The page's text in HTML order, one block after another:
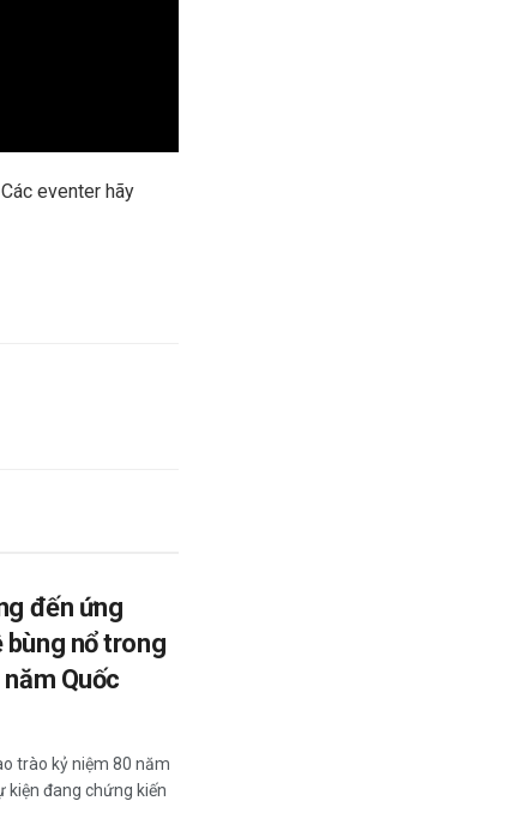
eventer hãy
đến ứng
bùng nổ trong
Quốc
trào kỷ niệm 80 năm
kiện đang chứng kiến